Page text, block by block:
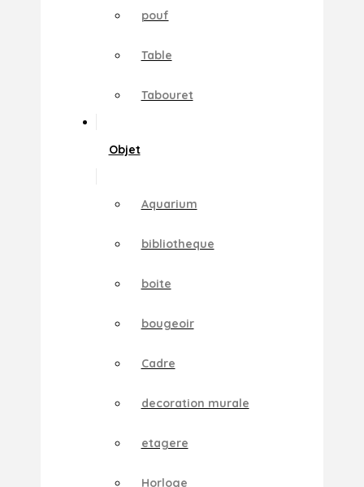
pouf
Table
Tabouret
Objet
Aquarium
bibliotheque
boite
bougeoir
Cadre
decoration murale
etagere
Horloge